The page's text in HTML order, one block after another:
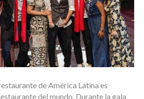
de América Latina es
del mundo. Durante la gala